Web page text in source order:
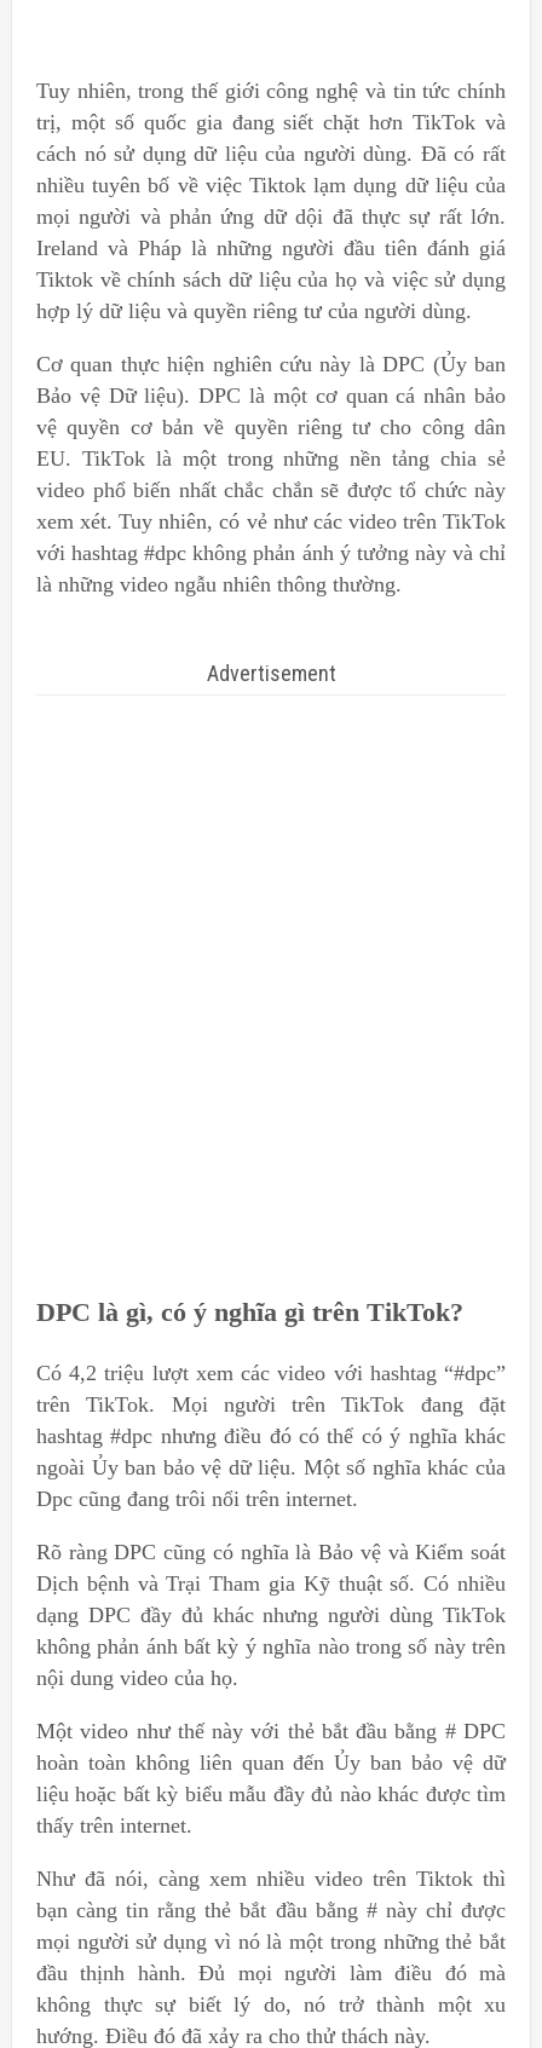
Tuy nhiên, trong thế giới công nghệ và tin tức chính
trị, một số quốc gia đang siết chặt hơn TikTok và
cách nó sử dụng dữ liệu của người dùng. Đã có rất
nhiều tuyên bố về việc Tiktok lạm dụng dữ liệu của
mọi người và phản ứng dữ dội đã thực sự rất lớn.
Ireland và Pháp là những người đầu tiên đánh giá
Tiktok về chính sách dữ liệu của họ và việc sử dụng
hợp lý dữ liệu và quyền riêng tư của người dùng.
Cơ quan thực hiện nghiên cứu này là DPC (Ủy ban
Bảo vệ Dữ liệu). DPC là một cơ quan cá nhân bảo
vệ quyền cơ bản về quyền riêng tư cho công dân
EU. TikTok là một trong những nền tảng chia sẻ
video phổ biến nhất chắc chắn sẽ được tổ chức này
xem xét. Tuy nhiên, có vẻ như các video trên TikTok
với hashtag #dpc không phản ánh ý tưởng này và chỉ
là những video ngẫu nhiên thông thường.
Advertisement
DPC là gì, có ý nghĩa gì trên TikTok?
Có 4,2 triệu lượt xem các video với hashtag “#dpc”
trên TikTok. Mọi người trên TikTok đang đặt
hashtag #dpc nhưng điều đó có thể có ý nghĩa khác
ngoài Ủy ban bảo vệ dữ liệu. Một số nghĩa khác của
Dpc cũng đang trôi nổi trên internet.
Rõ ràng DPC cũng có nghĩa là Bảo vệ và Kiểm soát
Dịch bệnh và Trại Tham gia Kỹ thuật số. Có nhiều
dạng DPC đầy đủ khác nhưng người dùng TikTok
không phản ánh bất kỳ ý nghĩa nào trong số này trên
nội dung video của họ.
Một video như thế này với thẻ bắt đầu bằng # DPC
hoàn toàn không liên quan đến Ủy ban bảo vệ dữ
liệu hoặc bất kỳ biểu mẫu đầy đủ nào khác được tìm
thấy trên internet.
Như đã nói, càng xem nhiều video trên Tiktok thì
bạn càng tin rằng thẻ bắt đầu bằng # này chỉ được
mọi người sử dụng vì nó là một trong những thẻ bắt
đầu thịnh hành. Đủ mọi người làm điều đó mà
không thực sự biết lý do, nó trở thành một xu
hướng. Điều đó đã xảy ra cho thử thách này.